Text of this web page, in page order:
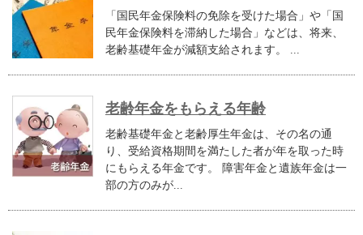
「国民年金保険料の免除を受けた場合」や「国
民年金保険料を滞納した場合」などは、将来、
老齢基礎年金が減額支給されます。 ...
老齢年金をもらえる年齢
老齢基礎年金と老齢厚生年金は、その名の通
り、受給資格期間を満たした者が年を取った時
にもらえる年金です。 障害年金と遺族年金は一
部の方のみが...